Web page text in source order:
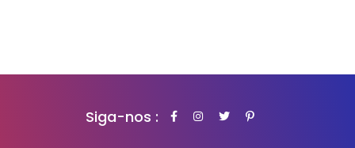
Siga-nos :